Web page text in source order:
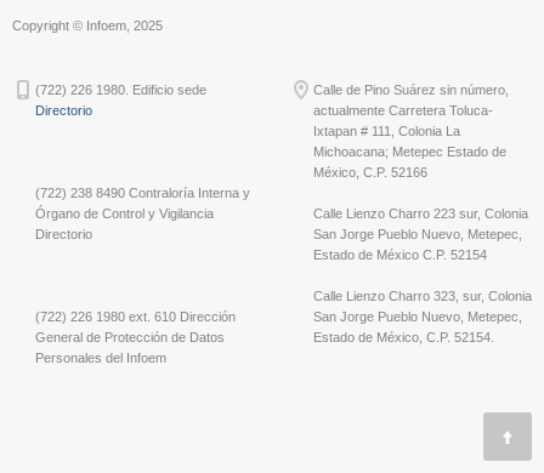
Copyright © Infoem, 2025
(722) 226 1980. Edificio sede
Directorio
(722) 238 8490 Contraloría Interna y
Órgano de Control y Vigilancia
Directorio
(722) 226 1980 ext. 610 Dirección
General de Protección de Datos
Personales del Infoem
Calle de Pino Suárez sin número,
actualmente Carretera Toluca-
Ixtapan # 111, Colonia La
Michoacana; Metepec Estado de
México, C.P. 52166
Calle Lienzo Charro 223 sur, Colonia
San Jorge Pueblo Nuevo, Metepec,
Estado de México C.P. 52154
Calle Lienzo Charro 323, sur, Colonia
San Jorge Pueblo Nuevo, Metepec,
Estado de México, C.P. 52154.